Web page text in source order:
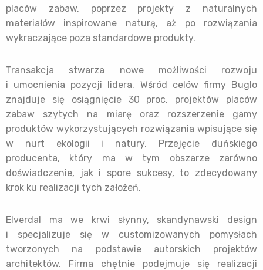
placów zabaw, poprzez projekty z naturalnych
materiałów inspirowane naturą, aż po rozwiązania
wykraczające poza standardowe produkty.
Transakcja stwarza nowe możliwości rozwoju
i umocnienia pozycji lidera. Wśród celów firmy Buglo
znajduje się osiągnięcie 30 proc. projektów placów
zabaw szytych na miarę oraz rozszerzenie gamy
produktów wykorzystujących rozwiązania wpisujące się
w nurt ekologii i natury. Przejęcie duńskiego
producenta, który ma w tym obszarze zarówno
doświadczenie, jak i spore sukcesy, to zdecydowany
krok ku realizacji tych założeń.
Elverdal ma we krwi słynny, skandynawski design
i specjalizuje się w customizowanych pomysłach
tworzonych na podstawie autorskich projektów
architektów. Firma chętnie podejmuje się realizacji